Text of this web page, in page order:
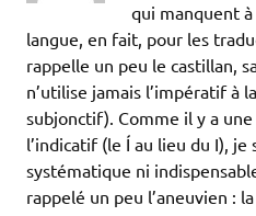
qui manquent
langue, en fait, pour les
rappelle un peu le castillan,
n’utilise jamais l’impératif à
subjonctif). Comme il y a
l’indicatif (le Í au lieu du I), je
systématique ni
rappelé un peu l’aneuvien :